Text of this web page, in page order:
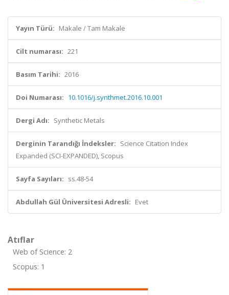
Yayın Türü: Makale / Tam Makale
Cilt numarası: 221
Basım Tarihi: 2016
Doi Numarası: 10.1016/j.synthmet.2016.10.001
Dergi Adı: Synthetic Metals
Derginin Tarandığı İndeksler: Science Citation Index
Expanded (SCI-EXPANDED), Scopus
Sayfa Sayıları: ss.48-54
Abdullah Gül Üniversitesi Adresli: Evet
Atıflar
Web of Science: 2
Scopus: 1